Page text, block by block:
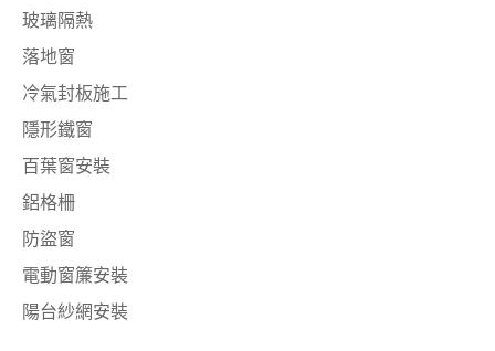
玻璃隔熱
落地窗
冷氣封板施工
隱形鐵窗
百葉窗安裝
鋁格柵
防盜窗
電動窗簾安裝
陽台紗網安裝